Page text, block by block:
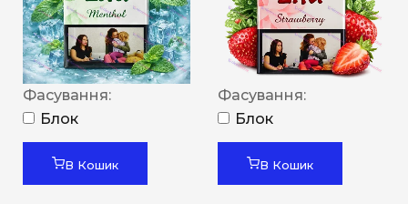
Фасування:
Блок
В Кошик
Фасування:
Блок
В Кошик